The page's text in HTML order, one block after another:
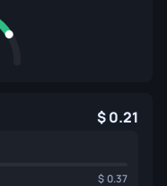
0.21
0.37